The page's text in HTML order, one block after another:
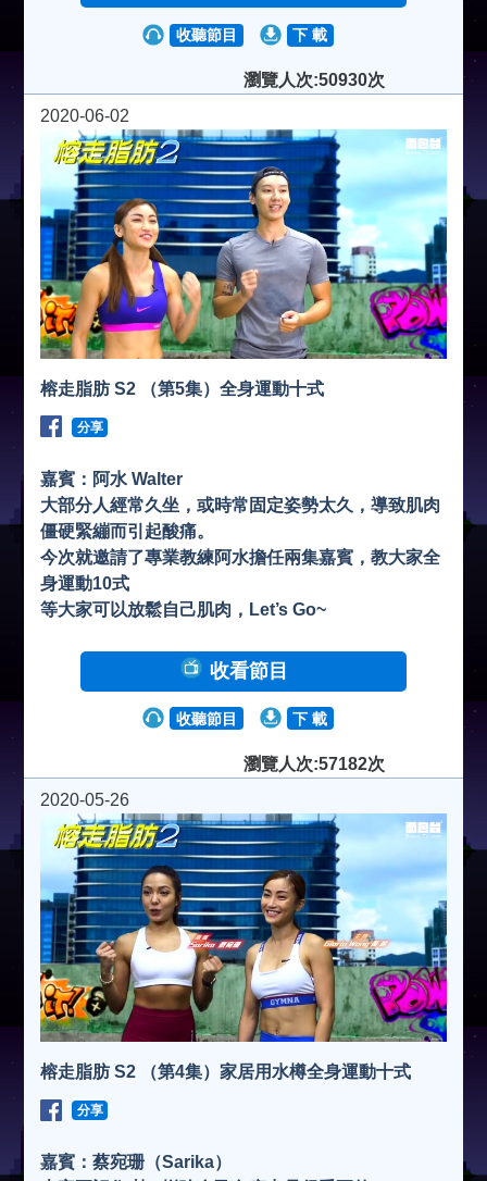
收聽節目 下 載
瀏覽人次:50930次
2020-06-02
榕走脂肪 S2 （第5集）全身運動十式
分享
嘉賓：阿水 Walter
大部分人經常久坐，或時常固定姿勢太久，導致肌肉
僵硬緊繃而引起酸痛。
今次就邀請了專業教練阿水擔任兩集嘉賓，教大家全
身運動10式
等大家可以放鬆自己肌肉，Let’s Go~
收看節目
收聽節目 下 載
瀏覽人次:57182次
2020-05-26
榕走脂肪 S2 （第4集）家居用水樽全身運動十式
分享
嘉賓：蔡宛珊（Sarika）